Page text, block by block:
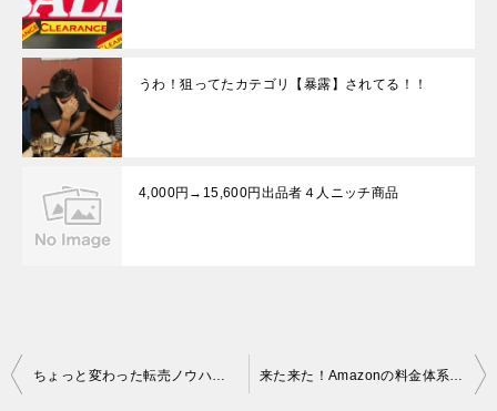
うわ！狙ってたカテゴリ【暴露】されてる！！
4,000円→15,600円出品者４人ニッチ商品
投
稿
ナ